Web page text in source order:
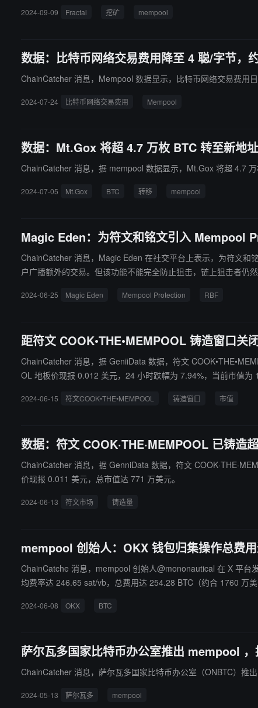
2024-09-09 Fractal 挖矿 mempool
数据：比特币网络交易费用降至 4 聪/字节，
ChainCatcher 消息，Mempool 数据显示，比特币网络交易费用
2024-07-24 比特币网络交易费用 Mempool
数据：Mt.Gox 将超 4.7 万枚 BTC 转至新地址
ChainCatcher 消息，据 mempool 数据显示，Mt.Gox 将超 4.7 万
2024-07-05 Mt.Gox BTC 转移 mempool
Magic Eden：为符文和铭文引入 Mempool
ChainCatcher 消息，Magic Eden 在社交平台上表示，为符文和铭文引入 Mempool Protection，更多 RBF
户广播额外的交易。但该功能不能完全防止狙击，链上狙击者仍
2024-06-25 Magic Eden Mempool Protection RBF
距符文 COOK•THE•MEMPOOL 铸造窗口关
ChainCatcher 消息，据 GeniiData 数据，符文 COOK•THE•MEMPOOL
OL 地板价现报 0.012 美元，24 小时跌幅为 7.94%，当前市值为
2024-06-15 符文COOK•THE•MEMPOOL 铸造窗口 市值
数据：符文 COOK·THE·MEMPOOL 已铸造
ChainCatcher 消息，据 GenniData 数据，符文
价现报 0.011 美元，总市值达 771 万美元。
2024-06-13 符文市场 铸造量
mempool 创始人：OKX 钱包归集操作总费
ChainCatche 消息，mempool 创始人@mononautical 在 X 平
均费率达 246.65 sat/vb，总费用达 254.28 BTC（约合 1760 万
2024-06-08 OKX BTC
萨尔瓦多国家比特币办公室推出 mempool
2024-05-13 萨尔瓦多 mempool